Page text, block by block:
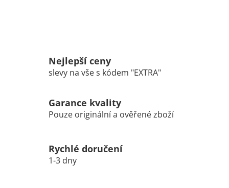
Nejlepší ceny
slevy na vše s kódem "EXTRA"
Garance kvality
Pouze originální a ověřené zboží
Rychlé doručení
1-3 dny